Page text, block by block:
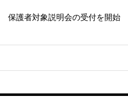
保護者対象説明会の受付を開始